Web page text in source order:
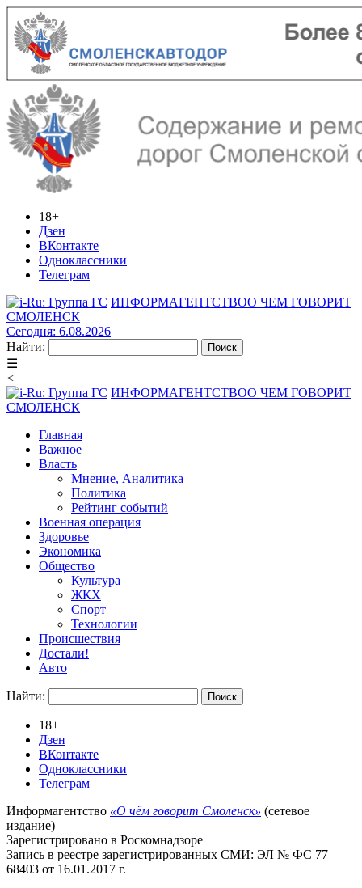
18+
Дзен
ВКонтакте
Одноклассники
Телеграм
ИНФОРМАГЕНТСТВОО ЧЕМ ГОВОРИТ
СМОЛЕНСК
Сегодня: 6.08.2026
Найти:
☰
<
ИНФОРМАГЕНТСТВОО ЧЕМ ГОВОРИТ
СМОЛЕНСК
Главная
Важное
Власть
Мнение, Аналитика
Политика
Рейтинг событий
Военная операция
Здоровье
Экономика
Общество
Культура
ЖКХ
Спорт
Технологии
Происшествия
Достали!
Авто
Найти:
18+
Дзен
ВКонтакте
Одноклассники
Телеграм
Информагентство «О чём говорит Смоленск» (сетевое
издание)
Зарегистрировано в Роскомнадзоре
Запись в реестре зарегистрированных СМИ: ЭЛ № ФС 77 –
68403 от 16.01.2017 г.